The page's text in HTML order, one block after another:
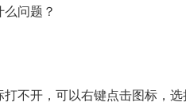
问题？
不开，可以右键点击图标，